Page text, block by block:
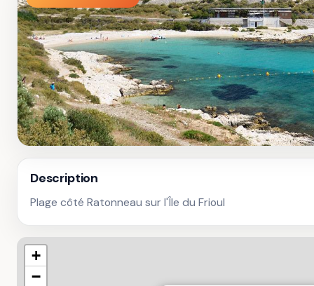
Description
Plage côté Ratonneau sur l'Île du Frioul
+
−